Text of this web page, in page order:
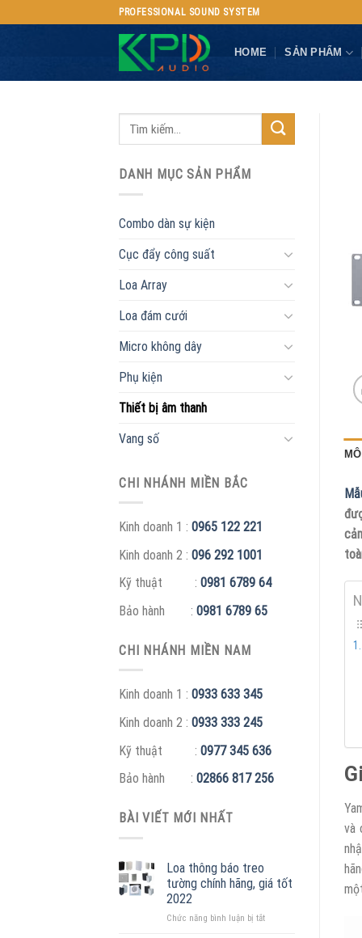
to
PROFESSIONAL SOUND SYSTEM
HOME SẢN PHẨM
DANH MỤC SẢN PHẨM
Combo dàn sự kiện
Cục đẩy công suất
Loa Array
Loa đám cưới
Micro không dây
Phụ kiện
Thiết bị âm thanh
Vang số
CHI NHÁNH MIỀN BẮC
Kinh doanh 1 : 0965 122 221
Kinh doanh 2 : 096 292 1001
Kỹ thuật : 0981 6789 64
Bảo hành : 0981 6789 65
CHI NHÁNH MIỀN NAM
Kinh doanh 1 : 0933 633 345
Kinh doanh 2 : 0933 333 245
Kỹ thuật : 0977 345 636
Bảo hành : 02866 817 256
BÀI VIẾT MỚI NHẤT
Loa thông báo treo
tường chính hãng, giá tốt
2022
Chức năng bình luận bị tắtở
và